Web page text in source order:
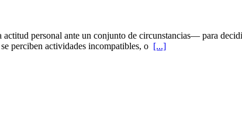
personal ante un conjunto de circunstancias— para
perciben actividades incompatibles, o [...]